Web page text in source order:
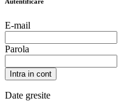
E-mail
Parola
Intra in cont
Date gresite